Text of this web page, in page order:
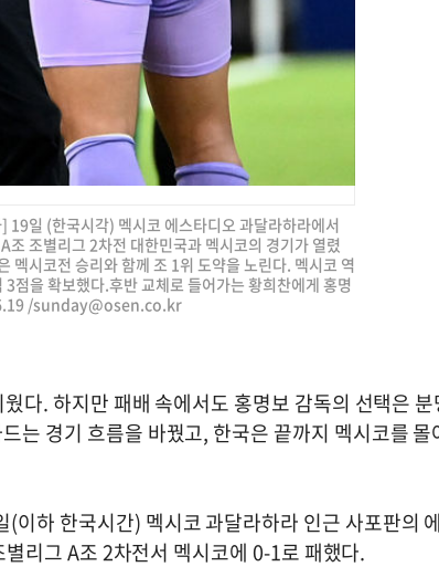
일 (한국시각) 멕시코 에스타디오 과달라하라에서
조별리그 2차전 대한민국과 멕시코의 경기가 열렸
멕시코전 승리와 함께 조 1위 도약을 노린다. 멕시코 역
점을 확보했다.후반 교체로 들어가는 황희찬에게 홍명
/sunday@osen.co.kr
다. 하지만 패배 속에서도 홍명보 감독의 선택은 분
는 경기 흐름을 바꿨고, 한국은 끝까지 멕시코를 몰
이하 한국시간) 멕시코 과달라하라 인근 사포판의
리그 A조 2차전서 멕시코에 0-1로 패했다.